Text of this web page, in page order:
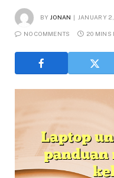
BY JONAN JANUARY
NO COMMENTS 20 MINS